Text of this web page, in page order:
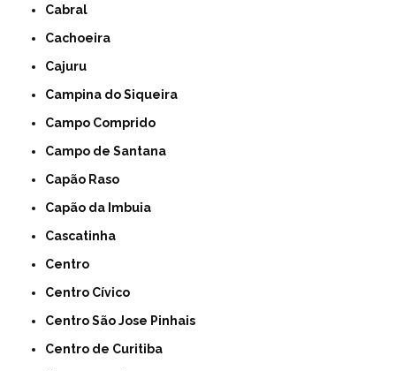
Cabral
Cachoeira
Cajuru
Campina do Siqueira
Campo Comprido
Campo de Santana
Capão Raso
Capão da Imbuia
Cascatinha
Centro
Centro Cívico
Centro São Jose Pinhais
Centro de Curitiba